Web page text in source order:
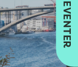
EVENTER